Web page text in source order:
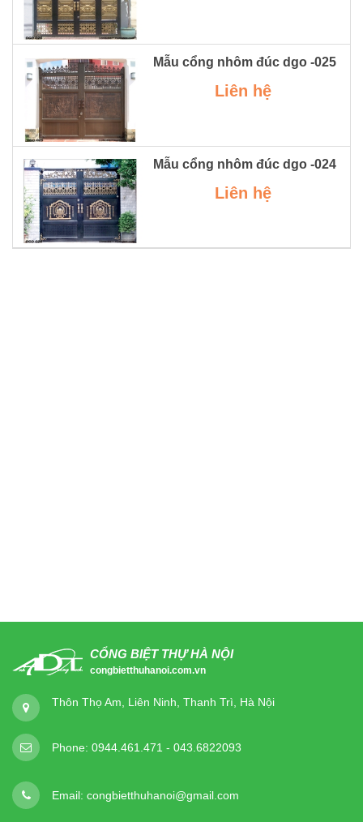
Mẫu cổng nhôm đúc dgo -025
Liên hệ
Mẫu cổng nhôm đúc dgo -024
Liên hệ
CỔNG BIỆT THỰ HÀ NỘI
congbietthuhanoi.com.vn
Thôn Thọ Am, Liên Ninh, Thanh Trì, Hà Nội
Phone: 0944.461.471 - 043.6822093
Email: congbietthuhanoi@gmail.com